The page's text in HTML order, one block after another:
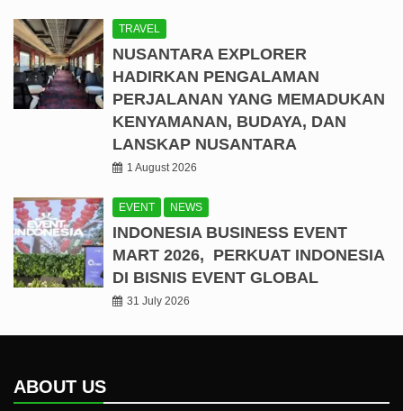
TRAVEL
NUSANTARA EXPLORER
HADIRKAN PENGALAMAN
PERJALANAN YANG MEMADUKAN
KENYAMANAN, BUDAYA, DAN
LANSKAP NUSANTARA
1 August 2026
EVENT NEWS
INDONESIA BUSINESS EVENT
MART 2026, PERKUAT INDONESIA
DI BISNIS EVENT GLOBAL
31 July 2026
ABOUT US